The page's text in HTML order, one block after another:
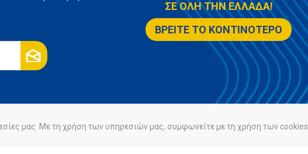
ΣΕ ΟΛΗ ΤΗΝ ΕΛΛΑΔΑ!
ΒΡΕΙΤΕ ΤΟ ΚΟΝΤΙΝΟΤΕΡΟ
Πολιτική Cookies
μας. Με τη χρήση των υπηρεσιών μας, συμφωνείτε με τη χρήση των cookies.